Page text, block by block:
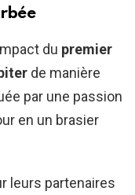
du premier
de manière
par une passion
en un brasier
leurs partenaires